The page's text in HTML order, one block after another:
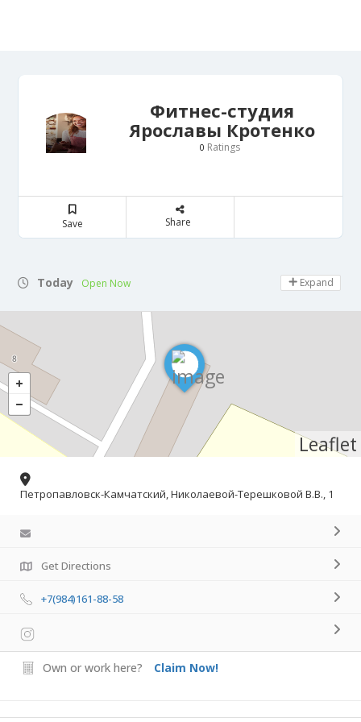
Фитнес-студия
Ярославы Кротенко
0 Ratings
Save Share
Today Open Now Expand
Leaflet
Петропавловск-Камчатский, Николаевой-Терешковой В.В., 1
Get Directions
+7(984)161-88-58
Own or work here? Claim Now!